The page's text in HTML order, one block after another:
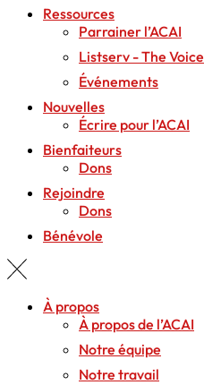
Ressources
Parrainer l’ACAI
Listserv - The Voice
Événements
Nouvelles
Écrire pour l’ACAI
Bienfaiteurs
Dons
Rejoindre
Dons
Bénévole
À propos
À propos de l’ACAI
Notre équipe
Notre travail